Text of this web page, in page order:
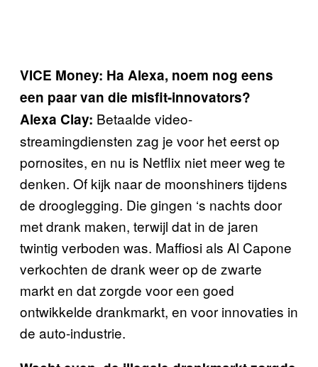
VICE Money: Ha Alexa, noem nog eens
een paar van die misfit-innovators?
Alexa Clay: Betaalde video-
streamingdiensten zag je voor het eerst op
pornosites, en nu is Netflix niet meer weg te
denken. Of kijk naar de moonshiners tijdens
de drooglegging. Die gingen ‘s nachts door
met drank maken, terwijl dat in de jaren
twintig verboden was. Maffiosi als Al Capone
verkochten de drank weer op de zwarte
markt en dat zorgde voor een goed
ontwikkelde drankmarkt, en voor innovaties in
de auto-industrie.